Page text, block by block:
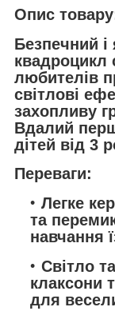
Опис
Безпечний
квадроцикл
любителів
світлові
захопливу
Вдалий
дітей від 3
Переваги:
Легке
та
навчання
Світло
клаксони
для